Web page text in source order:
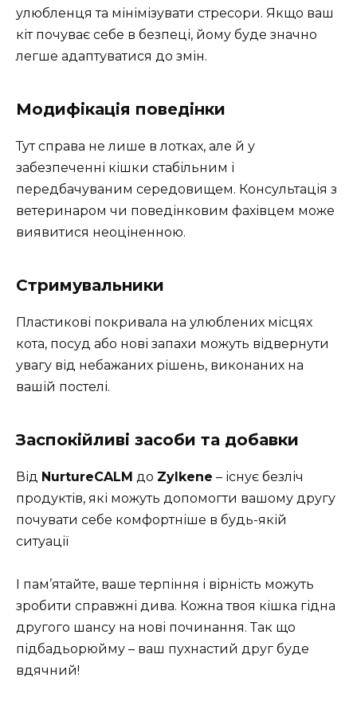
улюбленця та мінімізувати стресори. Якщо ваш
кіт почуває себе в безпеці, йому буде значно
легше адаптуватися до змін.
Модифікація поведінки
Тут справа не лише в лотках, але й у
забезпеченні кішки стабільним і
передбачуваним середовищем. Консультація з
ветеринаром чи поведінковим фахівцем може
виявитися неоціненною.
Стримувальники
Пластикові покривала на улюблених місцях
кота, посуд або нові запахи можуть відвернути
увагу від небажаних рішень, виконаних на
вашій постелі.
Заспокійливі засоби та добавки
Від NurtureCALM до Zylkene – існує безліч
продуктів, які можуть допомогти вашому другу
почувати себе комфортніше в будь-якій
ситуації
І пам’ятайте, ваше терпіння і вірність можуть
зробити справжні дива. Кожна твоя кішка гідна
другого шансу на нові починання. Так що
підбадьорюйму – ваш пухнастий друг буде
вдячний!